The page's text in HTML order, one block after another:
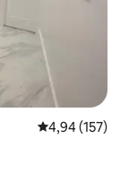
4,94 de uma
4,94 (157)